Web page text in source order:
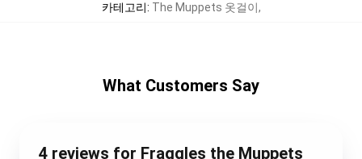
카테고리: The Muppets 옷걸이,
What Customers Say
4 reviews for Fraggles the Muppets